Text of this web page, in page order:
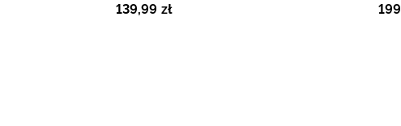
139,99 zł 199